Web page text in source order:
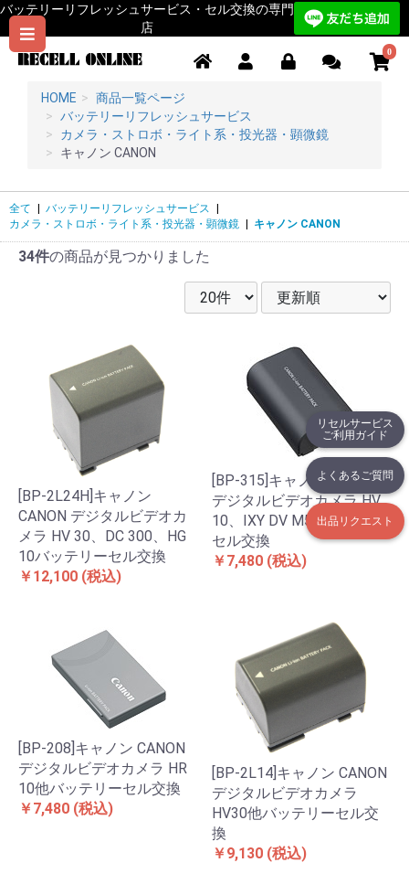
リセルサービス
ご利用ガイド
よくあるご質問
出品リクエスト
バッテリーリフレッシュサービス・セル交換の専門
店
0
HOME
商品一覧ページ
バッテリーリフレッシュサービス
カメラ・ストロボ・ライト系・投光器・顕微鏡
キャノン CANON
全て バッテリーリフレッシュサービス
カメラ・ストロボ・ライト系・投光器・顕微鏡
キャノン CANON
34件の商品が見つかりました
[BP-2L24H]キャノン
CANON デジタルビデオカ
メラ HV 30、DC 300、HG
10バッテリーセル交換
￥12,100 (税込)
[BP-315]キャノン CANON
デジタルビデオカメラ HV
10、IXY DV M5バッテリー
セル交換
￥7,480 (税込)
[BP-208]キャノン CANON
デジタルビデオカメラ HR
10他バッテリーセル交換
￥7,480 (税込)
[BP-2L14]キャノン CANON
デジタルビデオカメラ
HV30他バッテリーセル交
換
￥9,130 (税込)